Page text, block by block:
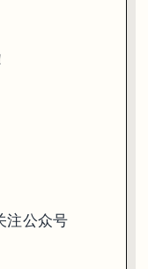
注公众号